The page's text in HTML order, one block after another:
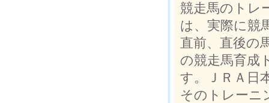
競走馬のトレ
は、実際に競
直前、直後の
の競走馬育成
す。ＪＲＡ日
そのトレーニ